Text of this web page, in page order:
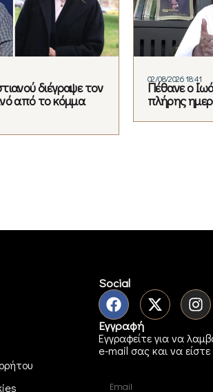
διέγραψε τον
από το κόμμα
02/08/2026 18:41
Πέθανε ο
πλήρης
Social
Εγγραφή
Εγγραφείτε για να
e-mail σας και να